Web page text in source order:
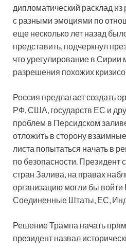
дипломатический расклад из
с разными эмоциями по
еще несколько лет назад
представить, подчеркнул
что урегулирование в Сирии
разрешения похожих
Россия предлагает создать
РФ, США, государств ЕС и
проблем в Персидском
отложить в сторону
листа попытаться начать в
по безопасности. Президент
стран Залива, на правах
организацию могли бы войти
Соединенные Штаты, ЕС,
Решение Трампа начать
президент назвал